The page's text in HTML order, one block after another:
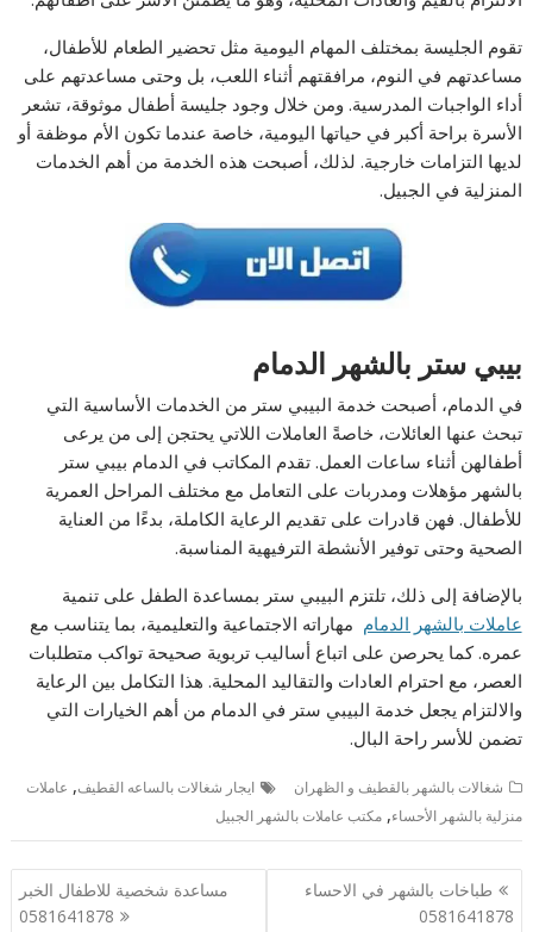
تقوم الجليسة بمختلف المهام اليومية مثل تحضير الطعام للأطفال،
مساعدتهم في النوم، مرافقتهم أثناء اللعب، بل وحتى مساعدتهم على
أداء الواجبات المدرسية. ومن خلال وجود جليسة أطفال موثوقة، تشعر
الأسرة براحة أكبر في حياتها اليومية، خاصة عندما تكون الأم موظفة أو
لديها التزامات خارجية. لذلك، أصبحت هذه الخدمة من أهم الخدمات
المنزلية في الجبيل.
بيبي ستر بالشهر الدمام
في الدمام، أصبحت خدمة البيبي ستر من الخدمات الأساسية التي
تبحث عنها العائلات، خاصةً العاملات اللاتي يحتجن إلى من يرعى
أطفالهن أثناء ساعات العمل. تقدم المكاتب في الدمام بيبي ستر
بالشهر مؤهلات ومدربات على التعامل مع مختلف المراحل العمرية
للأطفال. فهن قادرات على تقديم الرعاية الكاملة، بدءًا من العناية
الصحية وحتى توفير الأنشطة الترفيهية المناسبة.
بالإضافة إلى ذلك، تلتزم البيبي ستر بمساعدة الطفل على تنمية
عاملات بالشهر الدمام مهاراته الاجتماعية والتعليمية، بما يتناسب مع
عمره. كما يحرصن على اتباع أساليب تربوية صحيحة تواكب متطلبات
العصر، مع احترام العادات والتقاليد المحلية. هذا التكامل بين الرعاية
والالتزام يجعل خدمة البيبي ستر في الدمام من أهم الخيارات التي
تضمن للأسر راحة البال.
شغالات بالشهر بالقطيف و الظهران ايجار شغالات بالساعه القطيف, عاملات
منزلية بالشهر الأحساء,مكتب عاملات بالشهر الجبيل
تصفّح
المقالات
طباخات بالشهر في الاحساء
0581641878
مساعدة شخصية للاطفال الخبر
0581641878